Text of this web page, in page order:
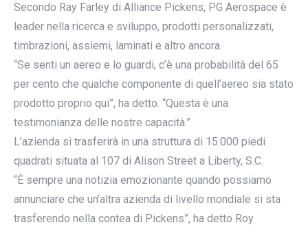
Secondo Ray Farley di Alliance Pickens, PG Aerospace è
leader nella ricerca e sviluppo, prodotti personalizzati,
timbrazioni, assiemi, laminati e altro ancora.
“Se senti un aereo e lo guardi, c’è una probabilità del 65
per cento che qualche componente di quell’aereo sia stato
prodotto proprio qui”, ha detto. “Questa è una
testimonianza delle nostre capacità.”
L’azienda si trasferirà in una struttura di 15.000 piedi
quadrati situata al 107 di Alison Street a Liberty, S.C.
“È sempre una notizia emozionante quando possiamo
annunciare che un’altra azienda di livello mondiale si sta
trasferendo nella contea di Pickens”, ha detto Roy